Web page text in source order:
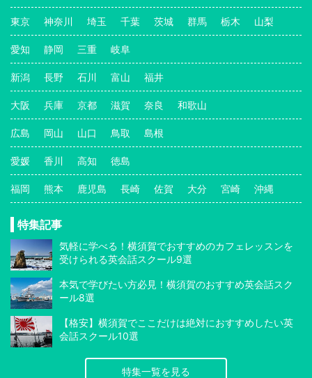
東京 神奈川 埼玉 千葉 茨城 群馬 栃木 山梨
愛知 静岡 三重 岐阜
新潟 長野 石川 富山 福井
大阪 兵庫 京都 滋賀 奈良 和歌山
広島 岡山 山口 鳥取 島根
愛媛 香川 高知 徳島
福岡 熊本 鹿児島 長崎 佐賀 大分 宮崎 沖縄
特集記事
気軽に学べる！横須賀でおすすめのカフェレッスンを
受けられる英会話スクール9選
本気で学びたい方必見！横須賀のおすすめ英会話スク
ール8選
【格安】横須賀でここだけは絶対におすすめしたい英
会話スクール10選
特集一覧を見る